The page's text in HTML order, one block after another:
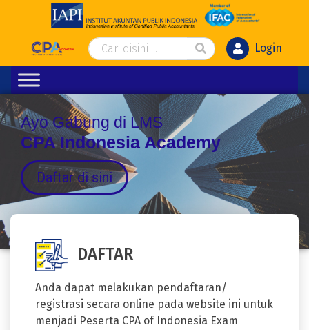
Login
Ayo Gabung di LMS
CPA Indonesia Academy
Daftar di sini
DAFTAR
Anda dapat melakukan pendaftaran/
registrasi secara online pada website ini untuk
menjadi Peserta CPA of Indonesia Exam